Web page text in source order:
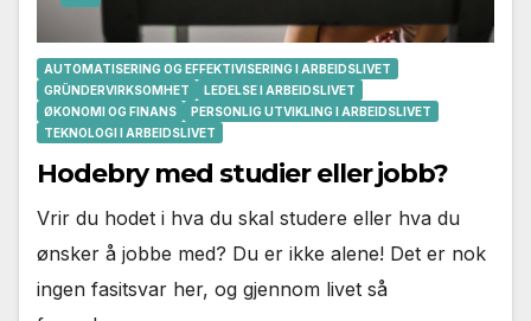
AUTOMATISERING OG EFFEKTIVISERING I ARBEIDSLIVET
GRÜNDERVIRKSOMHET
LEDELSE I ARBEIDSLIVET
ØKONOMI OG FINANS
PERSONLIG UTVIKLING I ARBEIDSLIVET
TEKNOLOGI I ARBEIDSLIVET
Hodebry med studier eller jobb?
Vrir du hodet i hva du skal studere eller hva du
ønsker å jobbe med? Du er ikke alene! Det er nok
ingen fasitsvar her, og gjennom livet så